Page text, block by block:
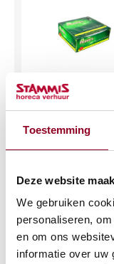
Toestemming
Deze website
We gebruiken
personaliseren,
en om ons
informatie over uw
Thee doos á 100
stuks tea for
€8,29
IN WINKELWAGEN
Meer info